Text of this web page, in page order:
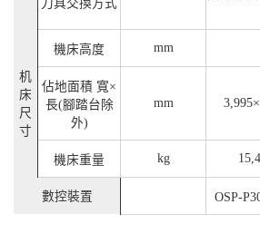
刀具交換方式
机
床
尺
寸
機床高度 mm
佔地面積 寬×
長(腳踏台除
外)
mm
機床重量 kg
數控裝置 OSP-